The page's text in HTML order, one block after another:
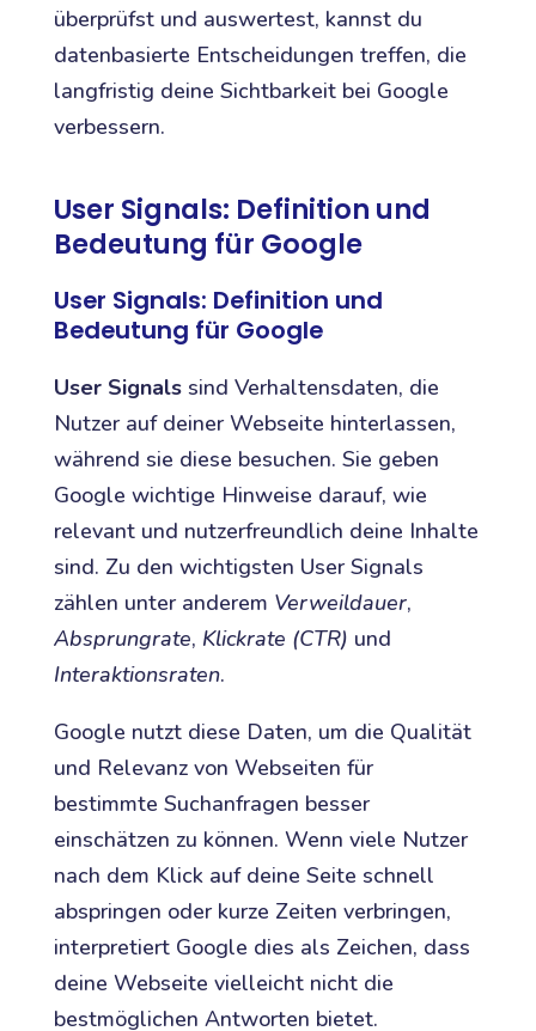
überprüfst und auswertest, kannst du
datenbasierte Entscheidungen treffen, die
langfristig deine Sichtbarkeit bei Google
verbessern.
User Signals: Definition und
Bedeutung für Google
User Signals: Definition und
Bedeutung für Google
User Signalssind Verhaltensdaten, die
Nutzer auf deiner Webseite hinterlassen,
während sie diese besuchen. Sie geben
Google wichtige Hinweise darauf, wie
relevant und nutzerfreundlich deine Inhalte
sind. Zu den wichtigsten User Signals
zählen unter anderem Verweildauer,
Absprungrate, Klickrate (CTR) und
Interaktionsraten.
Google nutzt diese Daten, um die Qualität
und Relevanz von Webseiten für
bestimmte Suchanfragen besser
einschätzen zu können. Wenn viele Nutzer
nach dem Klick auf deine Seite schnell
abspringen oder kurze Zeiten verbringen,
interpretiert Google dies als Zeichen, dass
deine Webseite vielleicht nicht die
bestmöglichen Antworten bietet.